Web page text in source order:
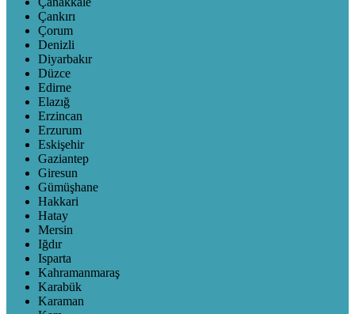
Çankırı
Çorum
Denizli
Diyarbakır
Düzce
Edirne
Elazığ
Erzincan
Erzurum
Eskişehir
Gaziantep
Giresun
Gümüşhane
Hakkari
Hatay
Mersin
Iğdır
Isparta
Kahramanmaraş
Karabük
Karaman